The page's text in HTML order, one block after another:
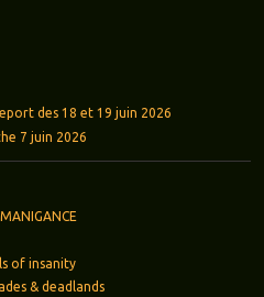
des 18 et 19 juin 2026
7 juin 2026
of insanity
& deadlands